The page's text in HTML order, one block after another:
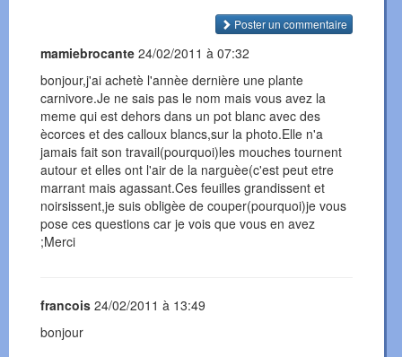
Poster un commentaire
mamiebrocante 24/02/2011 à 07:32
bonjour,j'ai achetè l'annèe dernière une plante
carnivore.Je ne sais pas le nom mais vous avez la
meme qui est dehors dans un pot blanc avec des
ècorces et des calloux blancs,sur la photo.Elle n'a
jamais fait son travail(pourquoi)les mouches tournent
autour et elles ont l'air de la narguèe(c'est peut etre
marrant mais agassant.Ces feuilles grandissent et
noirsissent,je suis obligèe de couper(pourquoi)je vous
pose ces questions car je vois que vous en avez
;Merci
francois 24/02/2011 à 13:49
bonjour